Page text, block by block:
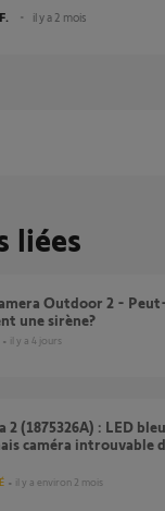
il y a 2 mois
liées
une sirène?
il y a 4 jours
caméra introuvable
il y a environ 2 mois